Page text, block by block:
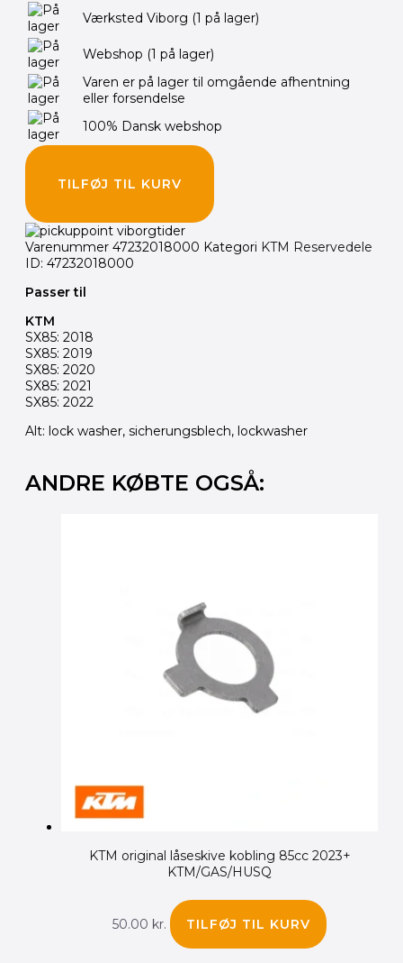
Værksted Viborg (1 på lager)
Webshop (1 på lager)
Varen er på lager til omgående afhentning
eller forsendelse
100% Dansk webshop
TILFØJ TIL KURV
Varenummer 47232018000 Kategori KTM Reservedele
ID: 47232018000
Passer til
KTM
SX85: 2018
SX85: 2019
SX85: 2020
SX85: 2021
SX85: 2022
Alt: lock washer, sicherungsblech, lockwasher
ANDRE KØBTE OGSÅ:
KTM original låseskive kobling 85cc 2023+
KTM/GAS/HUSQ
50.00 kr. TILFØJ TIL KURV